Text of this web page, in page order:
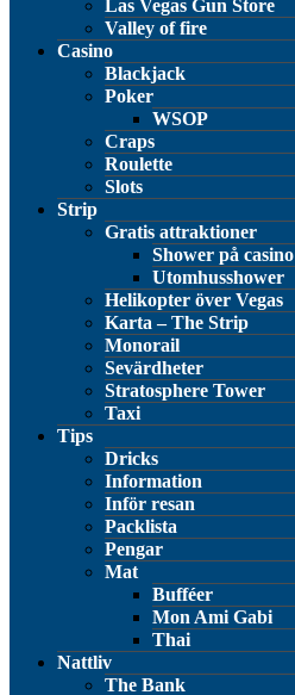
Las Vegas Gun Store
Valley of fire
Casino
Blackjack
Poker
WSOP
Craps
Roulette
Slots
Strip
Gratis attraktioner
Shower på casino
Utomhusshower
Helikopter över Vegas
Karta – The Strip
Monorail
Sevärdheter
Stratosphere Tower
Taxi
Tips
Dricks
Information
Inför resan
Packlista
Pengar
Mat
Bufféer
Mon Ami Gabi
Thai
Nattliv
The Bank